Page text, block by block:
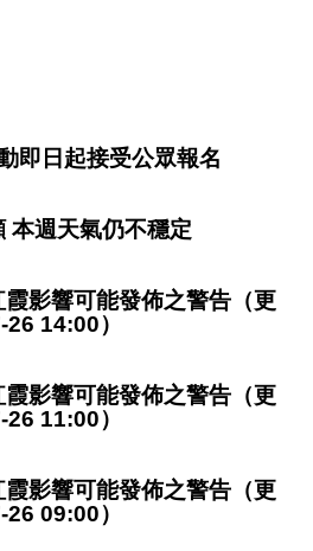
即日起接受公眾報名
本週天氣仍不穩定
影響可能發佈之警告（更
14:00）
影響可能發佈之警告（更
11:00）
影響可能發佈之警告（更
09:00）